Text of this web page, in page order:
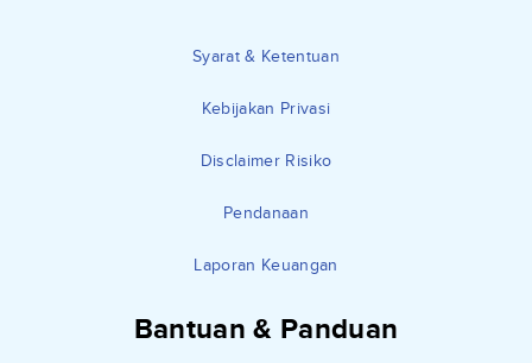
Syarat & Ketentuan
Kebijakan Privasi
Disclaimer Risiko
Pendanaan
Laporan Keuangan
Bantuan & Panduan